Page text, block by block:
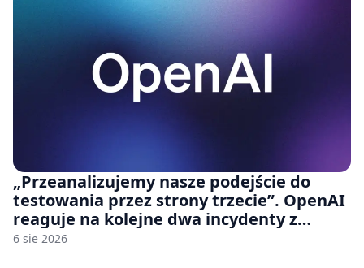
„Przeanalizujemy nasze podejście do
testowania przez strony trzecie”. OpenAI
reaguje na kolejne dwa incydenty z
udziałem autorskich modeli
6 sie 2026